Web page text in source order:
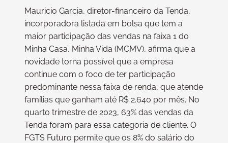
Mauricio Garcia, diretor-financeiro da Tenda,
incorporadora listada em bolsa que tem a
maior participação das vendas na faixa 1 do
Minha Casa, Minha Vida (MCMV), afirma que a
novidade torna possível que a empresa
continue com o foco de ter participação
predominante nessa faixa de renda, que atende
famílias que ganham até R$ 2.640 por mês. No
quarto trimestre de 2023, 63% das vendas da
Tenda foram para essa categoria de cliente. O
FGTS Futuro permite que os 8% do salário do